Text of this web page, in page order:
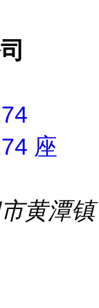
座
黄潭镇